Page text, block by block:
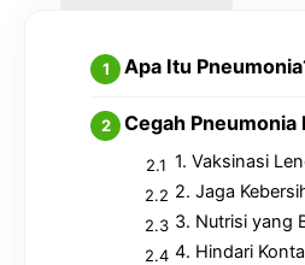
Apa Itu
Cegah Pneumonia
1. Vaksinasi
2. Jaga
3. Nutrisi yang
4. Hindari